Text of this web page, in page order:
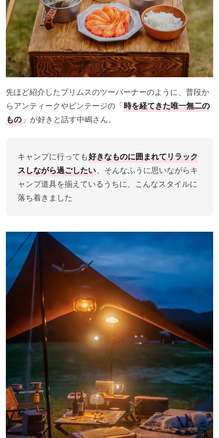
先ほど紹介したプリムスのツーバーナーのように、普段か
らアンティークやビンテージの「時を経てきた唯一無二の
もの 」が好きと話す中嶋さん。
キャンプに行っても好きなものに囲まれてリラック
スしながら過ごしたい、そんなふうに思いながらキ
ャンプ道具を揃えているうちに、こんなスタイルに
落ち着きました